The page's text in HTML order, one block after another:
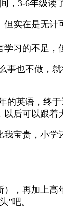
3-6年级读了
实在是无计
习的不足，
事也不做，
的英语，终
后可以跟着
宝贵，小学
，再加上高
”吧。